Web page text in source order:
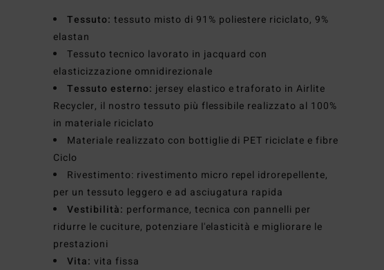
Tessuto: tessuto misto di 91% poliestere riciclato, 9%
elastan
Tessuto tecnico lavorato in jacquard con
elasticizzazione omnidirezionale
Tessuto esterno: jersey elastico e traforato in Airlite
Recycler, il nostro tessuto più flessibile realizzato al 100%
in materiale riciclato
Materiale realizzato con bottiglie di PET riciclate e fibre
Ciclo
Rivestimento: rivestimento micro repel idrorepellente,
per un tessuto leggero e ad asciugatura rapida
Vestibilità: performance, tecnica con pannelli per
ridurre le cuciture, potenziare l'elasticità e migliorare le
prestazioni
Vita: vita fissa